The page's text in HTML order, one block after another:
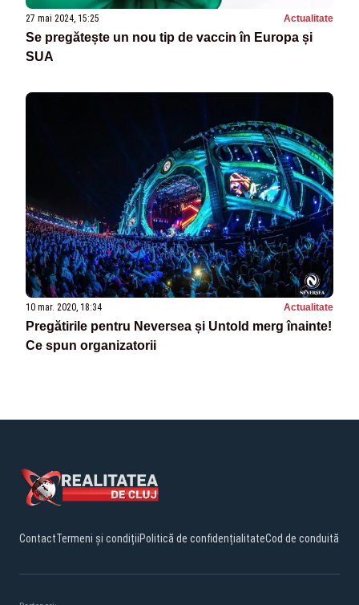
27 mai 2024, 15:25 Actualitate
Se pregătește un nou tip de vaccin în Europa și
SUA
10 mar. 2020, 18:34 Actualitate
Pregătirile pentru Neversea și Untold merg înainte!
Ce spun organizatorii
ContactTermeni și condițiiPolitică de confidențialitateCod de conduită